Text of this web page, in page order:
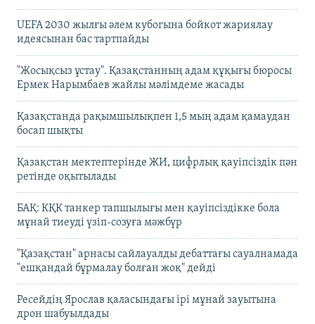
UEFA 2030 жылғы әлем кубогына бойкот жариялау
идеясынан бас тартпайды
"Жосықсыз ұстау". Қазақстанның адам құқығы бюросы
Ермек Нарымбаев жайлы мәлімдеме жасады
Қазақстанда рақымшылықпен 1,5 мың адам қамаудан
босап шықты
Қазақстан мектептерінде ЖИ, цифрлық қауіпсіздік пән
ретінде оқытылады
БАҚ: КҚК танкер тапшылығы мен қауіпсіздікке бола
мұнай тиеуді үзіп-созуға мәжбүр
"Қазақстан" арнасы сайлауалды дебаттағы сауалнамада
"ешқандай бұрмалау болған жоқ" дейді
Ресейдің Ярослав қаласындағы ірі мұнай зауытына
дрон шабуылдады